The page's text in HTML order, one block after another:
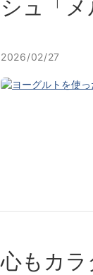
シュ「メ
2026/02/27
⼼もカラ